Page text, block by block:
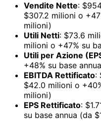
Vendite Nette:
$307.2 milioni o
milioni)
Utili Netti: $73.6
milioni o +47% su
Utili per Azione
+48% su base
EBITDA Rettificato:
$42.0 milioni o
milioni)
EPS Rettificato:
su base annua (da